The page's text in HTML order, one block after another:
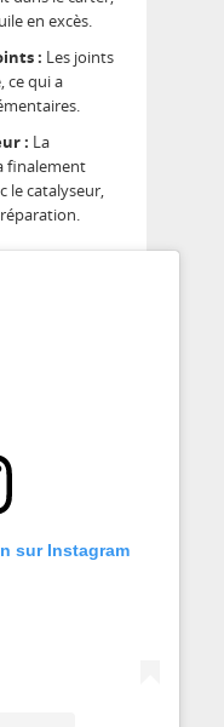
en excès.
: Les joints
ce qui a
: La
finalement
le catalyseur,
sur Instagram